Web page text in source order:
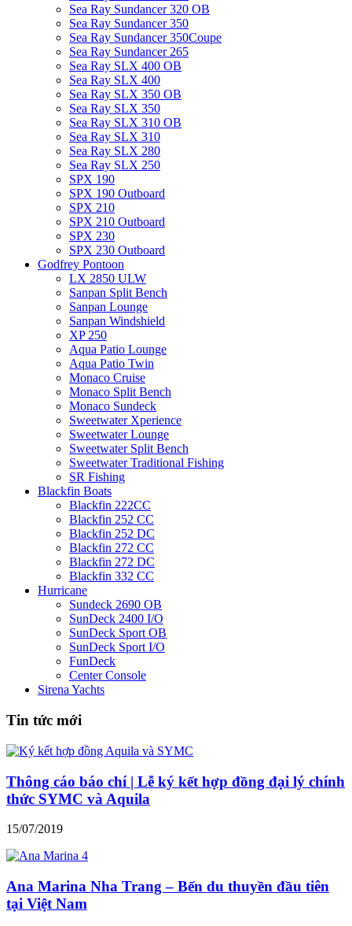
Sea Ray Sundancer 320 OB
Sea Ray Sundancer 350
Sea Ray Sundancer 350Coupe
Sea Ray Sundancer 265
Sea Ray SLX 400 OB
Sea Ray SLX 400
Sea Ray SLX 350 OB
Sea Ray SLX 350
Sea Ray SLX 310 OB
Sea Ray SLX 310
Sea Ray SLX 280
Sea Ray SLX 250
SPX 190
SPX 190 Outboard
SPX 210
SPX 210 Outboard
SPX 230
SPX 230 Outboard
Godfrey Pontoon
LX 2850 ULW
Sanpan Split Bench
Sanpan Lounge
Sanpan Windshield
XP 250
Aqua Patio Lounge
Aqua Patio Twin
Monaco Cruise
Monaco Split Bench
Monaco Sundeck
Sweetwater Xperience
Sweetwater Lounge
Sweetwater Split Bench
Sweetwater Traditional Fishing
SR Fishing
Blackfin Boats
Blackfin 222CC
Blackfin 252 CC
Blackfin 252 DC
Blackfin 272 CC
Blackfin 272 DC
Blackfin 332 CC
Hurricane
Sundeck 2690 OB
SunDeck 2400 I/O
SunDeck Sport OB
SunDeck Sport I/O
FunDeck
Center Console
Sirena Yachts
Tin tức mới
Thông cáo báo chí | Lễ ký kết hợp đồng đại lý chính
thức SYMC và Aquila
15/07/2019
Ana Marina Nha Trang – Bến du thuyền đầu tiên
tại Việt Nam